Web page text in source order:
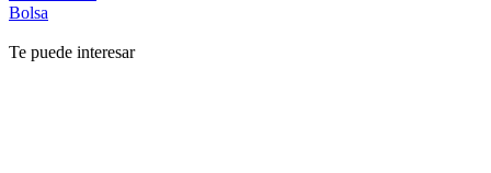
Bolsa
Te puede interesar